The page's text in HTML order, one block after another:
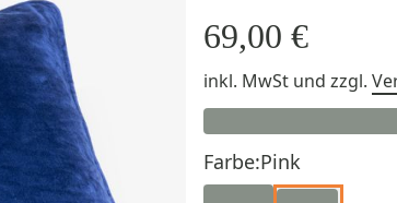
69,00 €
inkl. MwSt und zzgl.
Farbe:Pink